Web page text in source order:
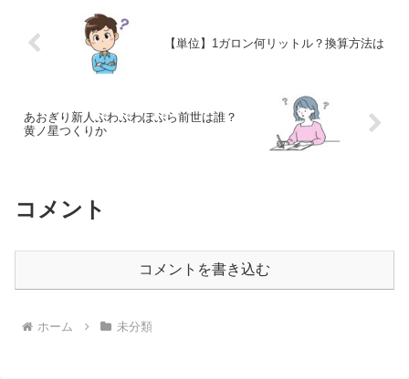
【単位】1ガロン何リットル？換算方法は
あおぎり新人ぷわぷわぽぷら前世は誰？
黄ノ星つくりか
コメント
コメントを書き込む
ホーム 未分類